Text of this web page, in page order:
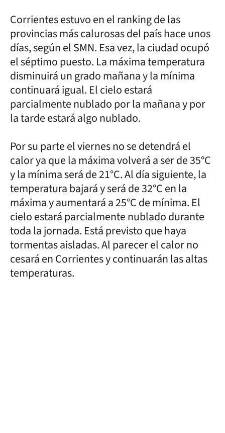
Corrientes estuvo en el ranking de las
provincias más calurosas del país hace unos
días, según el SMN. Esa vez, la ciudad ocupó
el séptimo puesto. La máxima temperatura
disminuirá un grado mañana y la mínima
continuará igual. El cielo estará
parcialmente nublado por la mañana y por
la tarde estará algo nublado.
Por su parte el viernes no se detendrá el
calor ya que la máxima volverá a ser de 35°C
y la mínima será de 21°C. Al día siguiente, la
temperatura bajará y será de 32°C en la
máxima y aumentará a 25°C de mínima. El
cielo estará parcialmente nublado durante
toda la jornada. Está previsto que haya
tormentas aisladas. Al parecer el calor no
cesará en Corrientes y continuarán las altas
temperaturas.